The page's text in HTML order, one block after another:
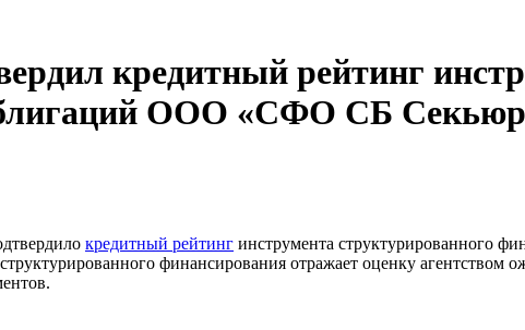
кредитный рейтинг
ООО «СФО СБ
кредитный рейтинг инструмента структурированного
финансирования отражает оценку агентством